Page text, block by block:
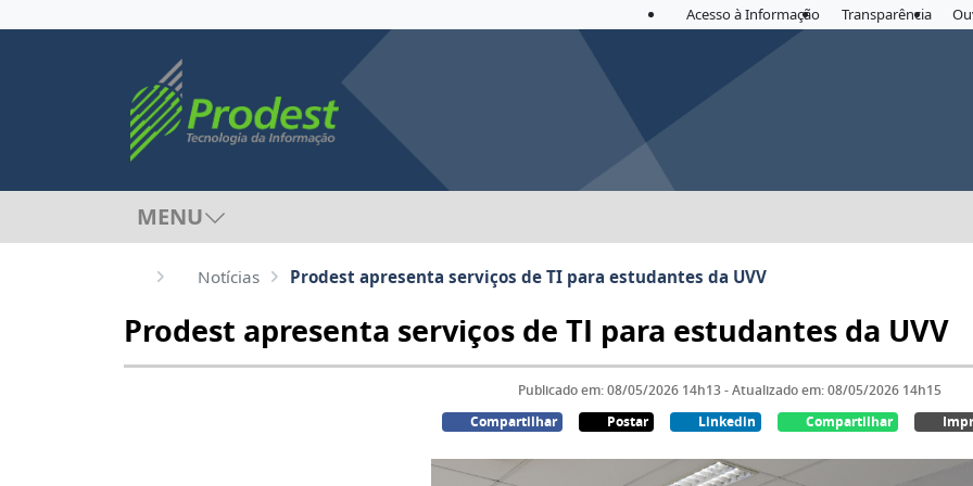
Acesso à Informação Transparência
MENU
Notícias Prodest apresenta serviços de TI para estudantes da UVV
Prodest apresenta serviços de TI para estudantes da UVV
Publicado em: 08/05/2026 14h13 - Atualizado em: 08/05/2026 14h15
Compartilhar
Postar Linkedin Compartilhar